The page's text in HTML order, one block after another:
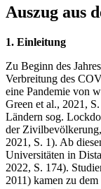
Auszug aus
1. Einleitung
Zu Beginn des
Verbreitung des
eine Pandemie von
Green et al., 2021,
Ländern sog.
der
2021, S. 1). Ab
Universitäten in
2022, S. 174).
2011) kamen zu